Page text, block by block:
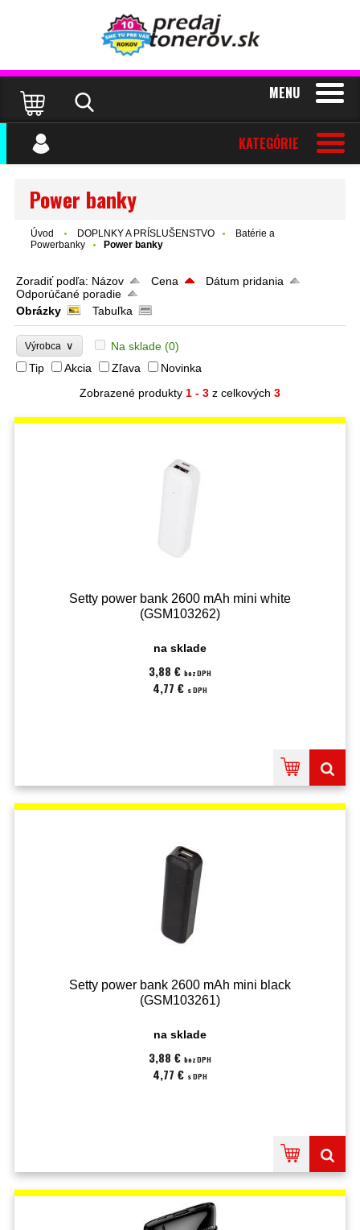
MENU
KATEGÓRIE
Power banky
Úvod DOPLNKY A PRÍSLUŠENSTVO
Batérie a
Powerbanky
Power banky
Zoradiť podľa: Názov Cena
Dátum pridania
Odporúčané poradie
Obrázky
Tabuľka
Výrobca ∨ Na sklade (0)
Tip
Akcia Zľava
Novinka
Zobrazené produkty 1 - 3 z celkových 3
Setty power bank 2600 mAh mini white
(GSM103262)
na sklade
3,88 € bez DPH
4,77 € s DPH
Setty power bank 2600 mAh mini black
(GSM103261)
na sklade
3,88 € bez DPH
4,77 € s DPH